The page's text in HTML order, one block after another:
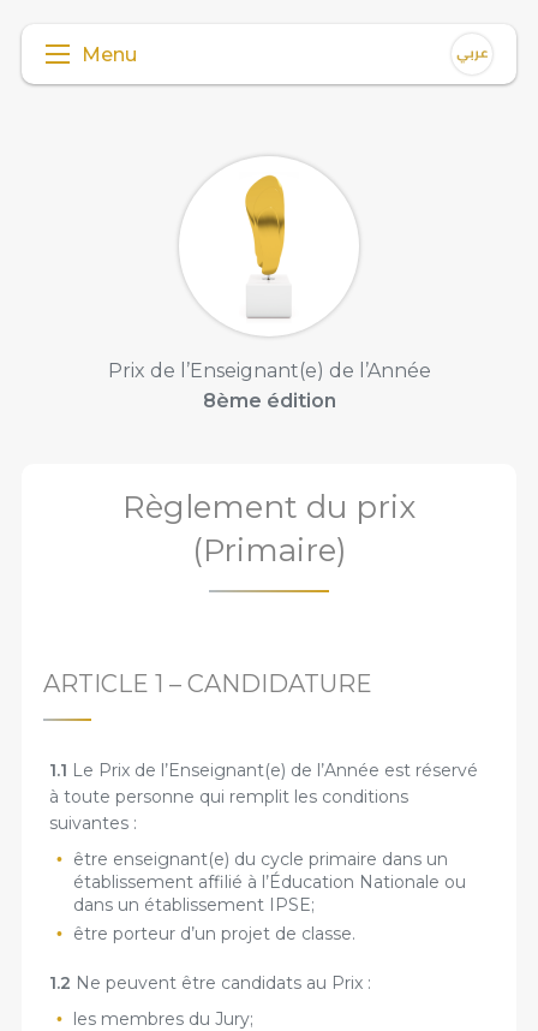
Prix de l’Enseignant(e) de l’Année
8ème édition
Menu
Règlement du prix
(Primaire)
ARTICLE 1 – CANDIDATURE
1.1 Le Prix de l’Enseignant(e) de l’Année est réservé
à toute personne qui remplit les conditions
suivantes :
être enseignant(e) du cycle primaire dans un
établissement affilié à l’Éducation Nationale ou
dans un établissement IPSE;
être porteur d’un projet de classe.
1.2 Ne peuvent être candidats au Prix :
les membres du Jury;